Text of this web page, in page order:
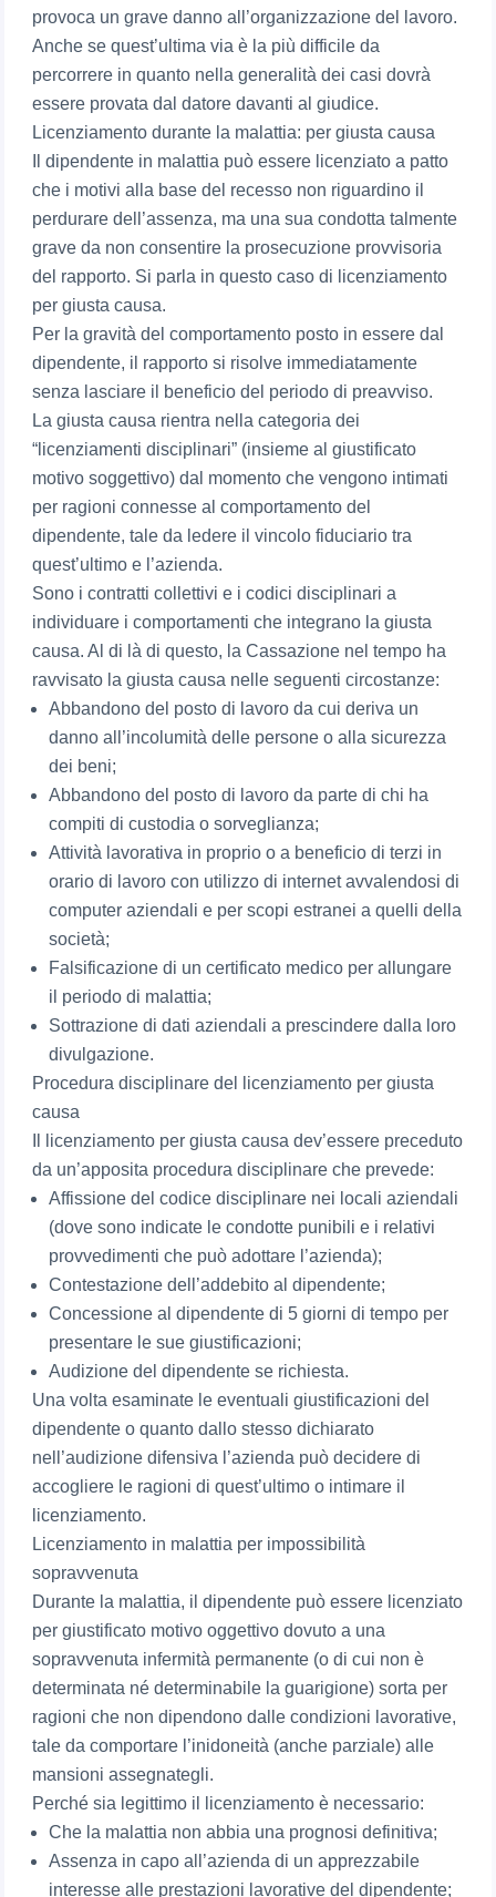
provoca un grave danno all’organizzazione del lavoro.
Anche se quest’ultima via è la più difficile da
percorrere in quanto nella generalità dei casi dovrà
essere provata dal datore davanti al giudice.
Licenziamento durante la malattia: per giusta causa
Il dipendente in malattia può essere licenziato a patto
che i motivi alla base del recesso non riguardino il
perdurare dell’assenza, ma una sua condotta talmente
grave da non consentire la prosecuzione provvisoria
del rapporto. Si parla in questo caso di licenziamento
per giusta causa.
Per la gravità del comportamento posto in essere dal
dipendente, il rapporto si risolve immediatamente
senza lasciare il beneficio del periodo di preavviso.
La giusta causa rientra nella categoria dei
“licenziamenti disciplinari” (insieme al giustificato
motivo soggettivo) dal momento che vengono intimati
per ragioni connesse al comportamento del
dipendente, tale da ledere il vincolo fiduciario tra
quest’ultimo e l’azienda.
Sono i contratti collettivi e i codici disciplinari a
individuare i comportamenti che integrano la giusta
causa. Al di là di questo, la Cassazione nel tempo ha
ravvisato la giusta causa nelle seguenti circostanze:
Abbandono del posto di lavoro da cui deriva un
danno all’incolumità delle persone o alla sicurezza
dei beni;
Abbandono del posto di lavoro da parte di chi ha
compiti di custodia o sorveglianza;
Attività lavorativa in proprio o a beneficio di terzi in
orario di lavoro con utilizzo di internet avvalendosi di
computer aziendali e per scopi estranei a quelli della
società;
Falsificazione di un certificato medico per allungare
il periodo di malattia;
Sottrazione di dati aziendali a prescindere dalla loro
divulgazione.
Procedura disciplinare del licenziamento per giusta
causa
Il licenziamento per giusta causa dev’essere preceduto
da un’apposita procedura disciplinare che prevede:
Affissione del codice disciplinare nei locali aziendali
(dove sono indicate le condotte punibili e i relativi
provvedimenti che può adottare l’azienda);
Contestazione dell’addebito al dipendente;
Concessione al dipendente di 5 giorni di tempo per
presentare le sue giustificazioni;
Audizione del dipendente se richiesta.
Una volta esaminate le eventuali giustificazioni del
dipendente o quanto dallo stesso dichiarato
nell’audizione difensiva l’azienda può decidere di
accogliere le ragioni di quest’ultimo o intimare il
licenziamento.
Licenziamento in malattia per impossibilità
sopravvenuta
Durante la malattia, il dipendente può essere licenziato
per giustificato motivo oggettivo dovuto a una
sopravvenuta infermità permanente (o di cui non è
determinata né determinabile la guarigione) sorta per
ragioni che non dipendono dalle condizioni lavorative,
tale da comportare l’inidoneità (anche parziale) alle
mansioni assegnategli.
Perché sia legittimo il licenziamento è necessario:
Che la malattia non abbia una prognosi definitiva;
Assenza in capo all’azienda di un apprezzabile
interesse alle prestazioni lavorative del dipendente;